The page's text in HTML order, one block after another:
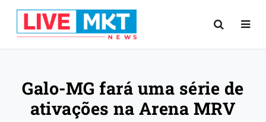
Galo-MG fará uma série de
ativações na Arena MRV